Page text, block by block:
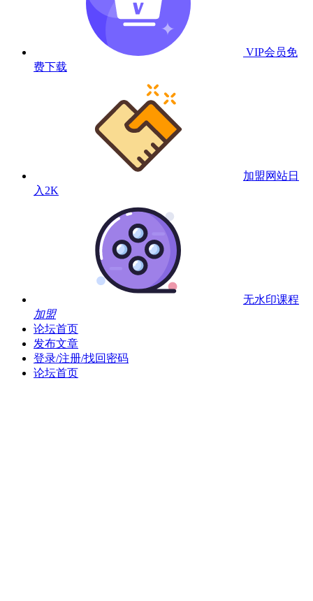
VIP会员免
费下载
加盟网站日
入2K
无水印课程
加盟
论坛首页
发布文章
登录/注册/找回密码
论坛首页